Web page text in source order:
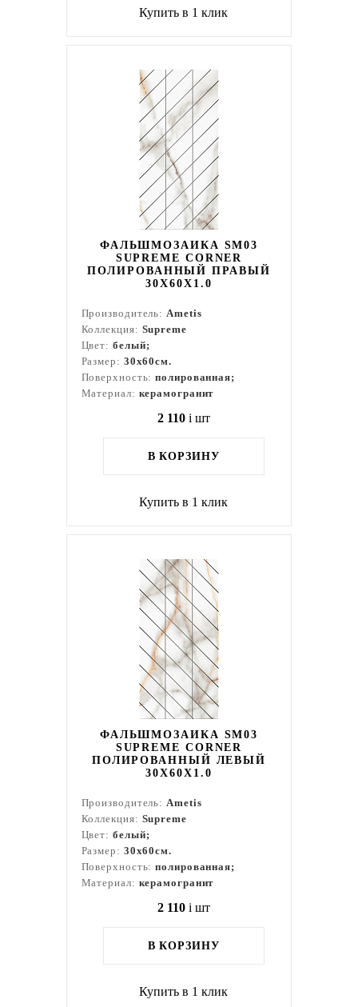
Купить в 1 клик
ФАЛЬШМОЗАИКА SM03
SUPREME CORNER
ПОЛИРОВАННЫЙ ПРАВЫЙ
30X60X1.0
Производитель:Ametis
Коллекция: Supreme
Цвет: белый;
Размер: 30x60см.
Поверхность:полированная;
Материал: керамогранит
2 110 i шт
В КОРЗИНУ
Купить в 1 клик
ФАЛЬШМОЗАИКА SM03
SUPREME CORNER
ПОЛИРОВАННЫЙ ЛЕВЫЙ
30X60X1.0
Производитель:Ametis
Коллекция: Supreme
Цвет: белый;
Размер: 30x60см.
Поверхность:полированная;
Материал: керамогранит
2 110 i шт
В КОРЗИНУ
Купить в 1 клик